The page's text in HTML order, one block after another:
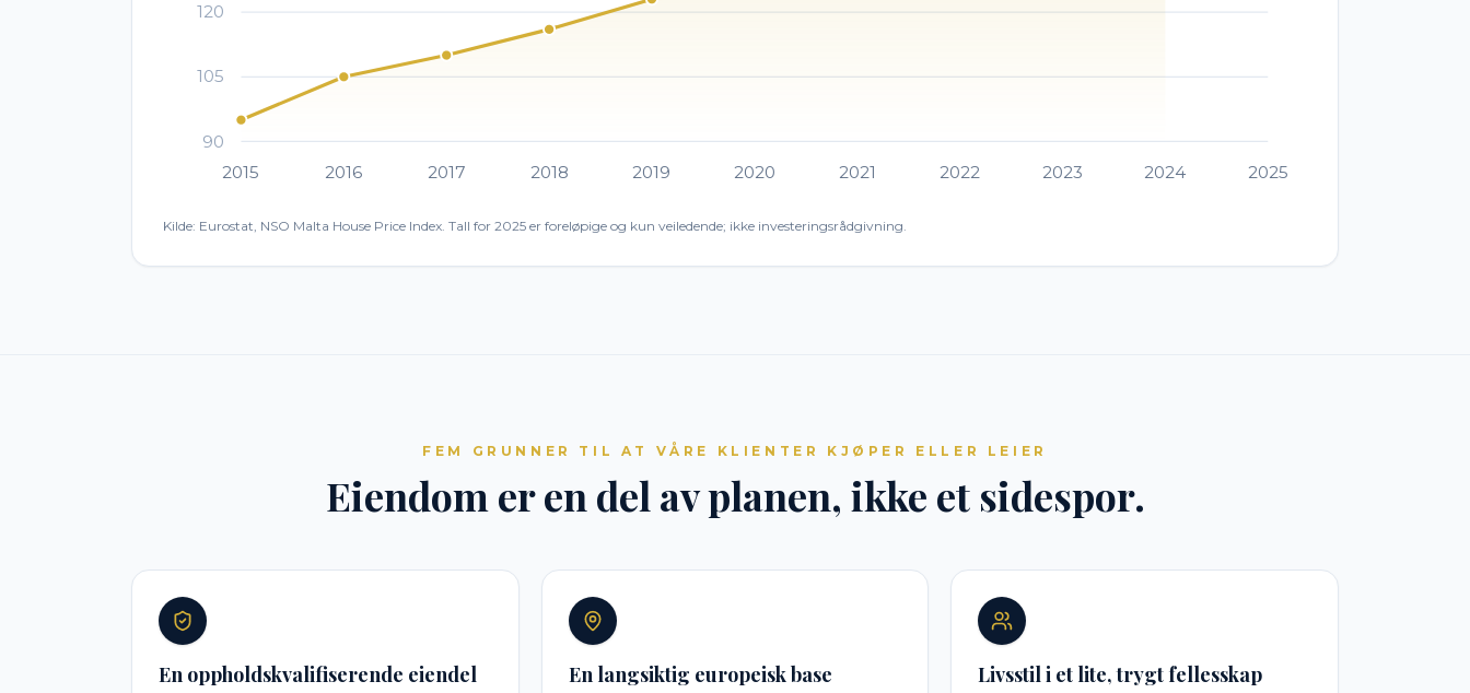
90
105
120
2015 2016 2017 2018 2019 2020 2021 2022 2023 2024 2025
Kilde: Eurostat, NSO Malta House Price Index. Tall for 2025 er foreløpige og kun veiledende; ikke investeringsrådgivning.
FEM GRUNNER TIL AT VÅRE KLIENTER KJØPER ELLER LEIER
Eiendom er en del av planen, ikke et sidespor.
En oppholdskvalifiserende eiendel En langsiktig europeisk base Livsstil i et lite, trygt fellesskap